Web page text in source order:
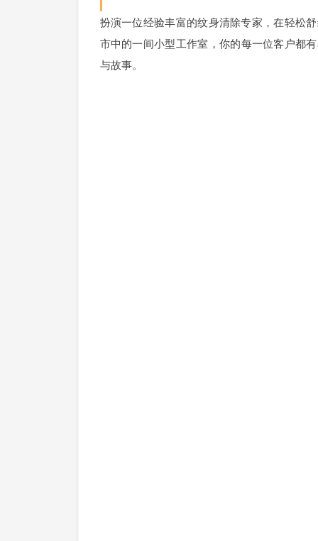
扮演一位经验丰富的纹身清除专家，在轻松
市中的一间小型工作室，你的每一位客户都
与故事。